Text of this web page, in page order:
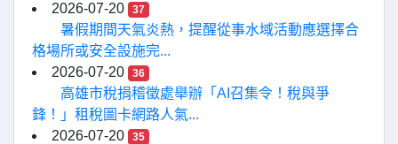
2026-07-20
37
暑假期間天氣炎熱，提醒從事水域活動應選擇合
格場所或安全設施完...
2026-07-20
36
高雄市稅捐稽徵處舉辦「AI召集令！稅與爭
鋒！」租稅圖卡網路人氣...
2026-07-20
35